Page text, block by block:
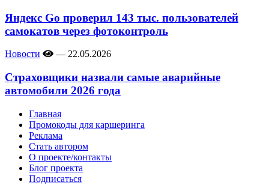
Яндекс Go проверил 143 тыс. пользователей
самокатов через фотоконтроль
Новости — 22.05.2026
Страховщики назвали самые аварийные
автомобили 2026 года
Главная
Промокоды для каршеринга
Реклама
Стать автором
О проекте/контакты
Блог проекта
Подписаться